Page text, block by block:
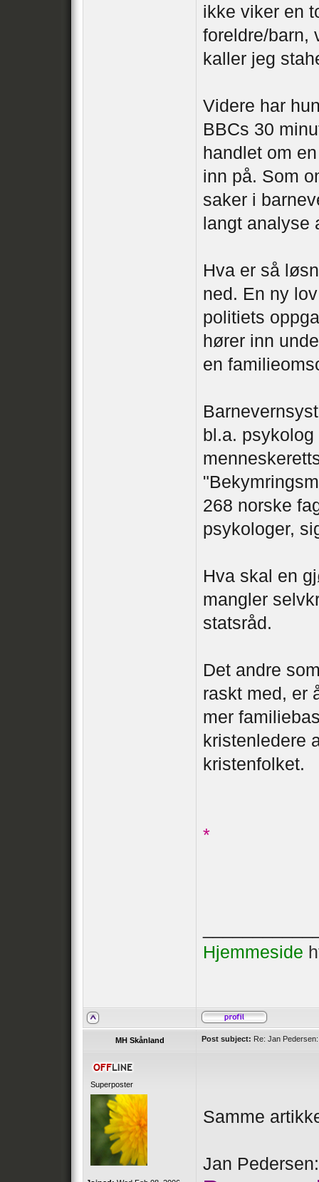
ikke viker en
foreldre/barn,
kaller jeg
Videre har
BBCs 30
handlet om
inn på. Som
saker i
langt analyse
Hva er så
ned. En ny
politiets
hører inn
en
bl.a.
268 norske
psykologer,
Hva skal en
mangler
statsråd.
Det andre
raskt med, er
mer
kristenledere
kristenfolket.
*
Hjemmeside
MH Skånland Post subject: Re: Jan
Superposter
Samme
Jan Pedersen: